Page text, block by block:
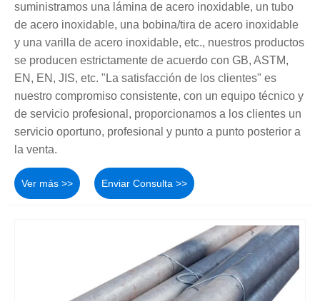
suministramos una lámina de acero inoxidable, un tubo
de acero inoxidable, una bobina/tira de acero inoxidable
y una varilla de acero inoxidable, etc., nuestros productos
se producen estrictamente de acuerdo con GB, ASTM,
EN, EN, JIS, etc. "La satisfacción de los clientes" es
nuestro compromiso consistente, con un equipo técnico y
de servicio profesional, proporcionamos a los clientes un
servicio oportuno, profesional y punto a punto posterior a
la venta.
Ver más >> Enviar Consulta >>